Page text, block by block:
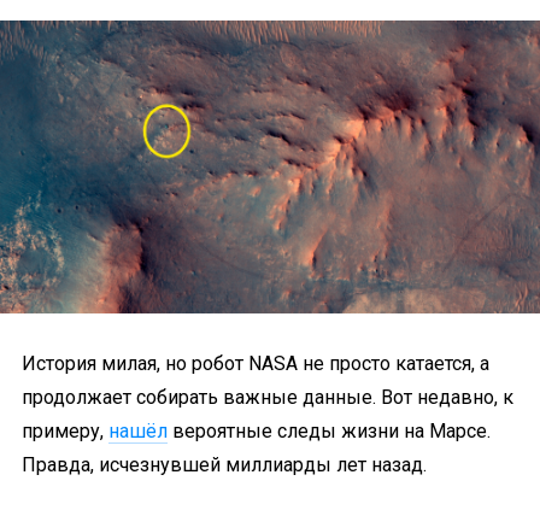
История милая, но робот NASA не просто катается, а
продолжает собирать важные данные. Вот недавно, к
примеру, нашёл вероятные следы жизни на Марсе.
Правда, исчезнувшей миллиарды лет назад.